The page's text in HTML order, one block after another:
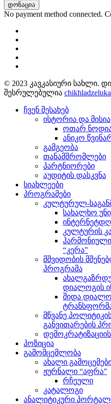
დონაცია
No payment method connected.
© 2023 კავკასიური სახლი.
შესრულებულია chikhladzeluka
ჩვენ შესახებ
ისტორია და მისია
ოთარ
ანიკო
გამგეობა
თანამშრომლები
პარტნიორები
აუდიტის დასკვნა
სიახლეები
პროგრამები
კულტურულ-
სახალხო
კულტურის
ჰარმონიული
“კერა”
მშვიდობის
პროგრამა
დიალოგის
შიდა
მწვანე
განვითარების
პოზიცია
გამომცემლობა
ახალი
ჟურნალი “აფრა”
რჩეული
კატალოგი
ანალიტიკური